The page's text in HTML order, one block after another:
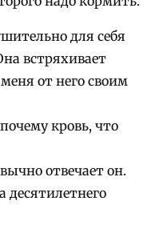
для себя
встряхивает
от него своим
кровь, что
отвечает он.
десятилетнего